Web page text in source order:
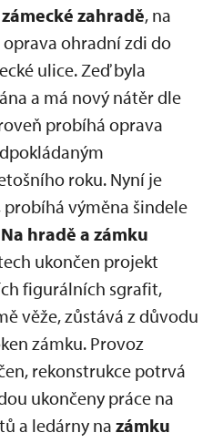
zahradě, na
ohradní zdi do
ulice. Zeď byla
a má nový nátěr dle
probíhá oprava
roku. Nyní je
výměna šindele
Na hradě a zámku
ukončen projekt
figurálních sgrafit,
věže, zůstává z důvodu
zámku. Provoz
rekonstrukce potrvá
ukončeny práce na
a ledárny na zámku